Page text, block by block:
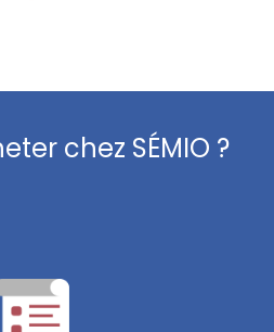
chez SÉMIO ?